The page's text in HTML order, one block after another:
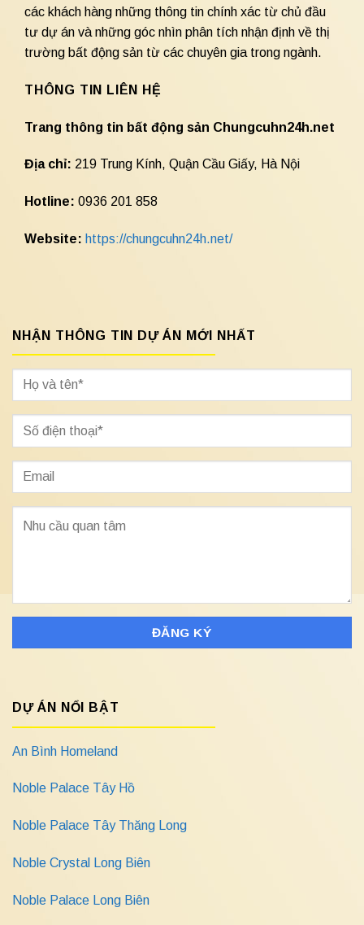
các khách hàng những thông tin chính xác từ chủ đầu
tư dự án và những góc nhìn phân tích nhận định về thị
trường bất động sản từ các chuyên gia trong ngành.
THÔNG TIN LIÊN HỆ
Trang thông tin bất động sản Chungcuhn24h.net
Địa chỉ: 219 Trung Kính, Quận Cầu Giấy, Hà Nội
Hotline: 0936 201 858
Website: https://chungcuhn24h.net/
NHẬN THÔNG TIN DỰ ÁN MỚI NHẤT
DỰ ÁN NỔI BẬT
An Bình Homeland
Noble Palace Tây Hồ
Noble Palace Tây Thăng Long
Noble Crystal Long Biên
Noble Palace Long Biên